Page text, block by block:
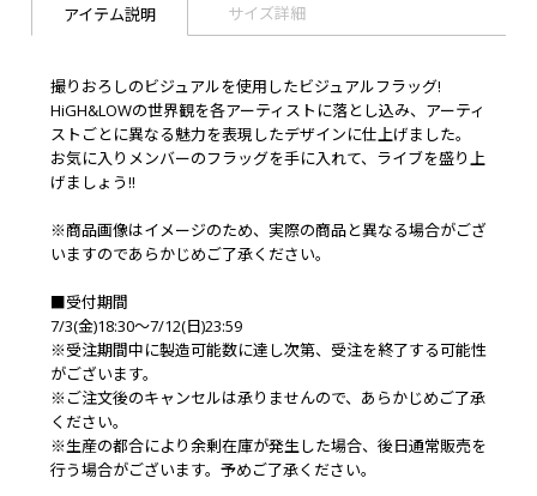
アイテム説明 サイズ詳細
撮りおろしのビジュアルを使用したビジュアルフラッグ!
HiGH&LOWの世界観を各アーティストに落とし込み、アーティ
ストごとに異なる魅力を表現したデザインに仕上げました。
お気に入りメンバーのフラッグを手に入れて、ライブを盛り上
げましょう!!
※商品画像はイメージのため、実際の商品と異なる場合がござ
いますのであらかじめご了承ください。
■受付期間
7/3(金)18:30～7/12(日)23:59
※受注期間中に製造可能数に達し次第、受注を終了する可能性
がございます。
※ご注文後のキャンセルは承りませんので、あらかじめご了承
ください。
※生産の都合により余剰在庫が発生した場合、後日通常販売を
行う場合がございます。予めご了承ください。